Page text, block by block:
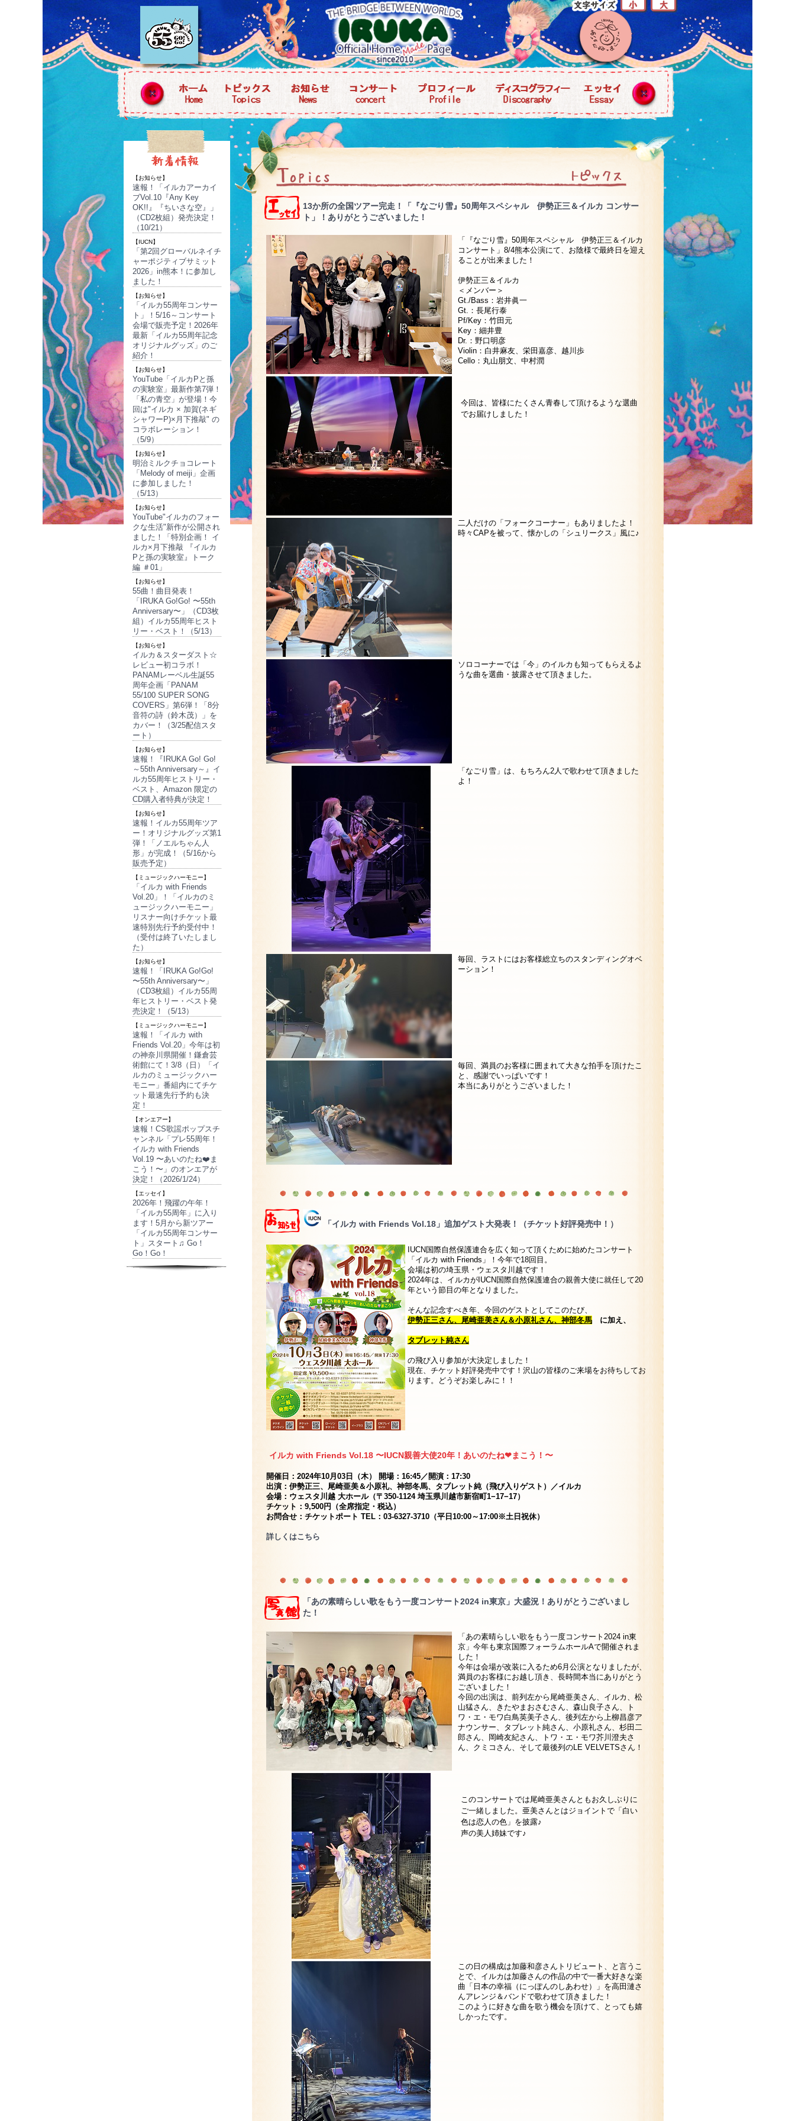
【お知らせ】
速報！「イルカアーカイ
ブVol.10『Any Key
OK!!』『ちいさな空』」
（CD2枚組）発売決定！
（10/21）
【IUCN】
「第2回グローバルネイチ
ャーポジティブサミット
2026」in熊本！に参加し
ました！
【お知らせ】
「イルカ55周年コンサー
ト」！5/16～コンサート
会場で販売予定！2026年
最新「イルカ55周年記念
オリジナルグッズ」のご
紹介！
【お知らせ】
YouTube「イルカPと孫
の実験室」最新作第7弾！
「私の青空」が登場！今
回は"イルカ × 加賀(ネギ
シャワーP)×月下推敲" の
コラボレーション！
（5/9）
【お知らせ】
明治ミルクチョコレート
「Melody of meiji」企画
に参加しました！
（5/13）
【お知らせ】
YouTube"イルカのフォー
クな生活"新作が公開され
ました！「特別企画！ イ
ルカ×月下推敲 『イルカ
Pと孫の実験室』トーク
編 ＃01」
【お知らせ】
55曲！曲目発表！
「IRUKA Go!Go! 〜55th
Anniversary〜」（CD3枚
組）イルカ55周年ヒスト
リー・ベスト！（5/13）
【お知らせ】
イルカ＆スターダスト☆
レビュー初コラボ！
PANAMレーベル生誕55
周年企画「PANAM
55/100 SUPER SONG
COVERS」第6弾！「8分
音符の詩（鈴木茂）」を
カバー！（3/25配信スタ
ート）
【お知らせ】
速報！『IRUKA Go! Go!
～55th Anniversary～』イ
ルカ55周年ヒストリー・
ベスト、Amazon 限定の
CD購入者特典が決定！
【お知らせ】
速報！イルカ55周年ツア
ー！オリジナルグッズ第1
弾！「ノエルちゃん人
形」が完成！（5/16から
販売予定）
【ミュージックハーモニー】
「イルカ with Friends
Vol.20」！「イルカのミ
ュージックハーモニー」
リスナー向けチケット最
速特別先行予約受付中！
（受付は終了いたしまし
た）
【お知らせ】
速報！「IRUKA Go!Go!
〜55th Anniversary〜」
（CD3枚組）イルカ55周
年ヒストリー・ベスト発
売決定！（5/13）
【ミュージックハーモニー】
速報！「イルカ with
Friends Vol.20」今年は初
の神奈川県開催！鎌倉芸
術館にて！3/8（日）「イ
ルカのミュージックハー
モニー」番組内にてチケ
ット最速先行予約も決
定！
【オンエアー】
速報！CS歌謡ポップスチ
ャンネル「プレ55周年！
イルカ with Friends
Vol.19 〜あいのたね❤️ま
こう！〜」のオンエアが
決定！（2026/1/24）
【エッセイ】
2026年！飛躍の午年！
「イルカ55周年」に入り
ます！5月から新ツアー
「イルカ55周年コンサー
ト」スタート♫ Go！
Go！Go！
13か所の全国ツアー完走！「『なごり雪』50周年スペシャル 伊勢正三＆イルカ コンサー
ト」！ありがとうございました！
「『なごり雪』50周年スペシャル 伊勢正三＆イルカ
コンサート」8/4熊本公演にて、お陰様で最終日を迎え
ることが出来ました！
伊勢正三＆イルカ
＜メンバー＞
Gt./Bass：岩井眞一
Gt.：長尾行泰
Pf/Key：竹田元
Key：細井豊
Dr.：野口明彦
Violin：白井麻友、栄田嘉彦、越川歩
Cello：丸山朋文、中村潤
今回は、皆様にたくさん青春して頂けるような選曲
でお届けしました！
二人だけの「フォークコーナー」もありましたよ！
時々CAPを被って、懐かしの「シュリークス」風に♪
ソロコーナーでは「今」のイルカも知ってもらえるよ
うな曲を選曲・披露させて頂きました。
「なごり雪」は、もちろん2人で歌わせて頂きました
よ！
毎回、ラストにはお客様総立ちのスタンディングオベ
ーション！
毎回、満員のお客様に囲まれて大きな拍手を頂けたこ
と、感謝でいっぱいです！
本当にありがとうございました！
「イルカ with Friends Vol.18」追加ゲスト大発表！（チケット好評発売中！）
IUCN国際自然保護連合を広く知って頂くために始めたコンサート
「イルカ with Friends」！今年で18回目。
会場は初の埼玉県・ウェスタ川越です！
2024年は、イルカがIUCN国際自然保護連合の親善大使に就任して20
年という節目の年となりました。
そんな記念すべき年、今回のゲストとしてこのたび、
伊勢正三さん、尾崎亜美さん＆小原礼さん、神部冬馬 に加え、
タブレット純さん
の飛び入り参加が大決定しました！
現在、チケット好評発売中です！沢山の皆様のご来場をお待ちしてお
ります。どうぞお楽しみに！！
イルカ with Friends Vol.18 〜IUCN親善大使20年！あいのたね❤︎まこう！〜
開催日：2024年10月03日（木） 開場：16:45／開演：17:30
出演：伊勢正三、尾崎亜美＆小原礼、神部冬馬、タブレット純（飛び入りゲスト）／イルカ
会場：ウェスタ川越 大ホール（〒350-1124 埼玉県川越市新宿町1−17−17）
チケット：9,500円（全席指定・税込）
お問合せ：チケットポート TEL：03-6327-3710（平日10:00～17:00※土日祝休）
詳しくはこちら
「あの素晴らしい歌をもう一度コンサート2024 in東京」大盛況！ありがとうございまし
た！
「あの素晴らしい歌をもう一度コンサート2024 in東
京」今年も東京国際フォーラムホールAで開催されま
した！
今年は会場が改装に入るため6月公演となりましたが、
満員のお客様にお越し頂き、長時間本当にありがとう
ございました！
今回の出演は、前列左から尾崎亜美さん、イルカ、松
山猛さん、きたやまおさむさん、森山良子さん、ト
ワ・エ・モワ白鳥英美子さん、後列左から上柳昌彦ア
ナウンサー、タブレット純さん、小原礼さん、杉田二
郎さん、岡崎友紀さん、トワ・エ・モワ芥川澄夫さ
ん、クミコさん、そして最後列のLE VELVETSさん！
このコンサートでは尾崎亜美さんともお久しぶりに
ご一緒しました。亜美さんとはジョイントで「白い
色は恋人の色」を披露♪
声の美人姉妹です♪
この日の構成は加藤和彦さんトリビュート、と言うこ
とで、イルカは加藤さんの作品の中で一番大好きな楽
曲「日本の幸福（にっぽんのしあわせ）」を高田漣さ
んアレンジ＆バンドで歌わせて頂きました！
このように好きな曲を歌う機会を頂けて、とっても嬉
しかったです。